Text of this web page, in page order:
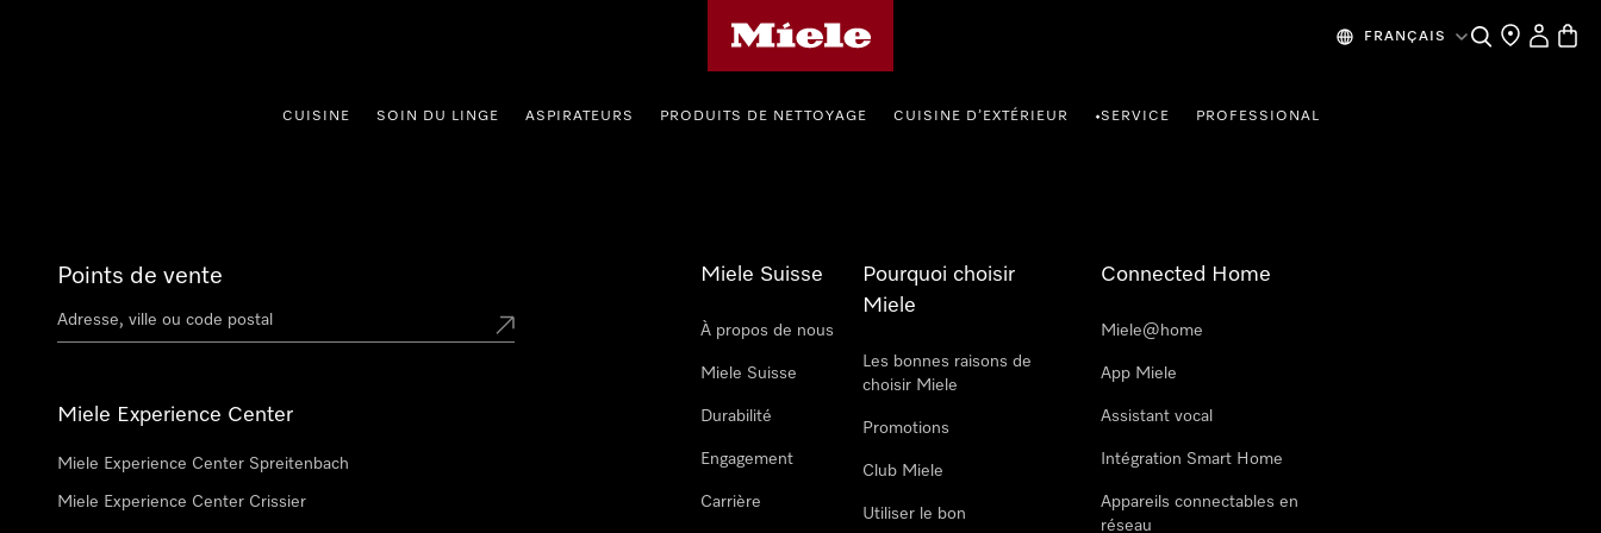
FRANÇAIS SearchFind a store
My
CUISINE SOIN DU LINGE ASPIRATEURS PRODUITS DE NETTOYAGE CUISINE D’EXTÉRIEUR •SERVICE PROFESSIONAL
Points de vente
Miele Experience Center
Miele Experience Center Spreitenbach
Miele Experience Center Crissier
Miele Suisse
À propos de nous
Miele Suisse
Durabilité
Engagement
Carrière
Pourquoi choisir
Miele
Les bonnes raisons de
choisir Miele
Promotions
Club Miele
Utiliser le bon
Connected Home
Miele@home
App Miele
Assistant vocal
Intégration Smart Home
Appareils connectables en
réseau